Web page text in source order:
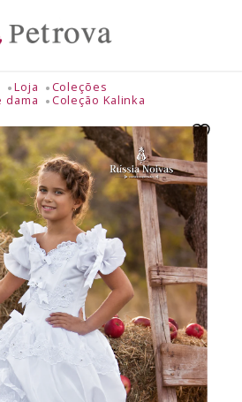
Loja
Coleções
dama
Coleção Kalinka